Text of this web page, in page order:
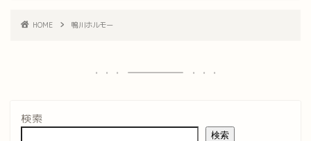
HOME 鴨川ホルモー
検索
検索